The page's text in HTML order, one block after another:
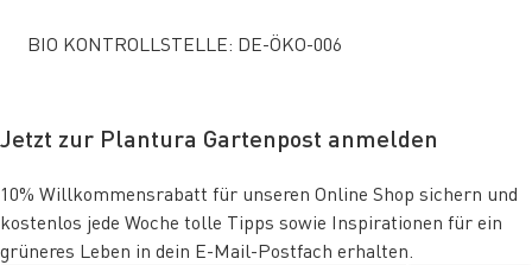
BIO KONTROLLSTELLE: DE-ÖKO-006
Jetzt zur Plantura Gartenpost anmelden
10% Willkommensrabatt für unseren Online Shop sichern und
kostenlos jede Woche tolle Tipps sowie Inspirationen für ein
grüneres Leben in dein E-Mail-Postfach erhalten.